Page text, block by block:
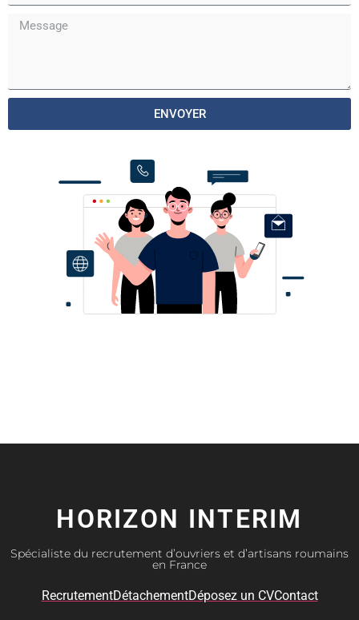
ENVOYER
HORIZON INTERIM
Spécialiste du recrutement d’ouvriers et d’artisans roumains
en France
RecrutementDétachementDéposez un CVContact